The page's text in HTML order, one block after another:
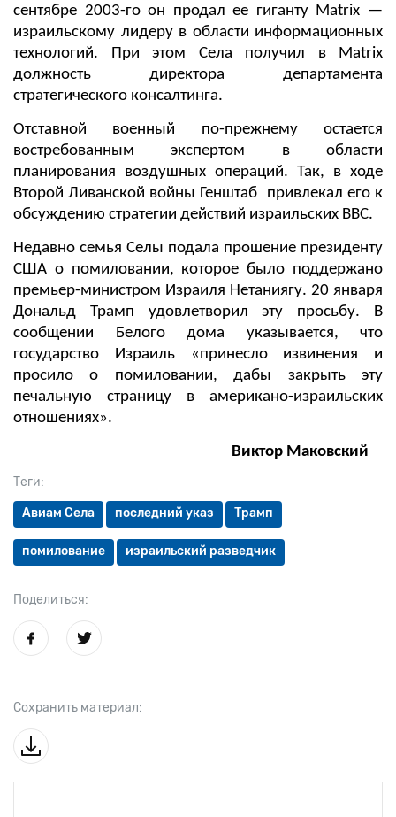
Теги:
Авиам Села последний указ Трамп
помилование израильский разведчик
Поделиться:
Сохранить материал:
сентябре 2003-го он продал ее гиганту Matrix —
израильскому лидеру в области информационных
технологий. При этом Села получил в Matrix
должность директора департамента
стратегического консалтинга.
Отставной военный по-прежнему остается
востребованным экспертом в области
планирования воздушных операций. Так, в ходе
Второй Ливанской войны Генштаб привлекал его к
обсуждению стратегии действий израильских ВВС.
Недавно семья Селы подала прошение президенту
США о помиловании, которое было поддержано
премьер-министром Израиля Нетаниягу. 20 января
Дональд Трамп удовлетворил эту просьбу. В
сообщении Белого дома указывается, что
государство Израиль «принесло извинения и
просило о помиловании, дабы закрыть эту
печальную страницу в американо-израильских
отношениях».
Виктор Маковский